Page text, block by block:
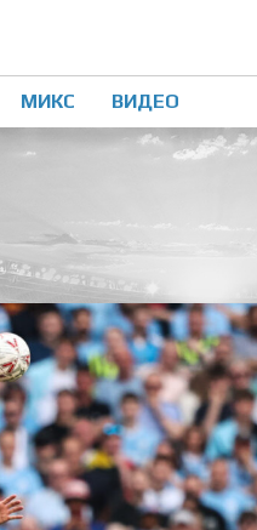
МИКС ВИДЕО